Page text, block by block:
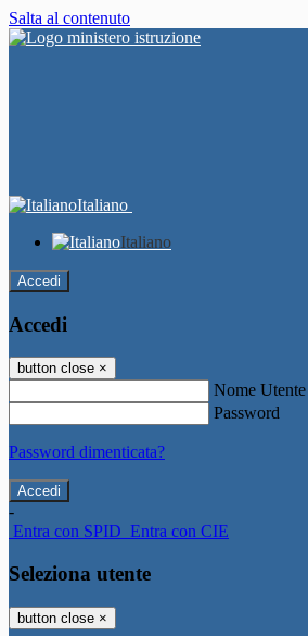
Salta al contenuto
Italiano
Italiano
Accedi
Accedi
button close ×
Nome Utente
Password
Password dimenticata?
-
Entra con SPID Entra con CIE
Seleziona utente
button close ×